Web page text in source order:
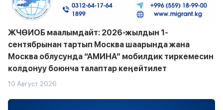
ЖЧӨИОБ маалымдайт: 2026-жылдын 1-
сентябрынан тартып Москва шаарында жана
Москва облусунда “АМИНА” мобилдик тиркемесин
колдонуу боюнча талаптар кеңейтилет
10 Август 2026